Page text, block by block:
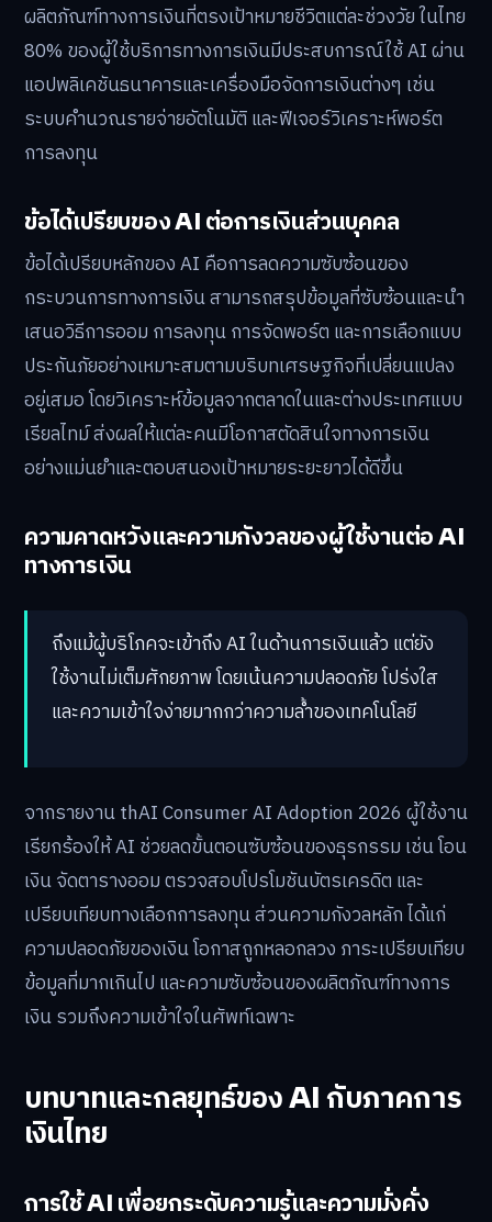
ผลิตภัณฑ์ทางการเงินที่ตรงเป้าหมายชีวิตแต่ละช่วงวัย ในไทย
80% ของผู้ใช้บริการทางการเงินมีประสบการณ์ใช้ AI ผ่าน
แอปพลิเคชันธนาคารและเครื่องมือจัดการเงินต่างๆ เช่น
ระบบคำนวณรายจ่ายอัตโนมัติ และฟีเจอร์วิเคราะห์พอร์ต
การลงทุน
ข้อได้เปรียบของ AI ต่อการเงินส่วนบุคคล
ข้อได้เปรียบหลักของ AI คือการลดความซับซ้อนของ
กระบวนการทางการเงิน สามารถสรุปข้อมูลที่ซับซ้อนและนำ
เสนอวิธีการออม การลงทุน การจัดพอร์ต และการเลือกแบบ
ประกันภัยอย่างเหมาะสมตามบริบทเศรษฐกิจที่เปลี่ยนแปลง
อยู่เสมอ โดยวิเคราะห์ข้อมูลจากตลาดในและต่างประเทศแบบ
เรียลไทม์ ส่งผลให้แต่ละคนมีโอกาสตัดสินใจทางการเงิน
อย่างแม่นยำและตอบสนองเป้าหมายระยะยาวได้ดีขึ้น
ความคาดหวังและความกังวลของผู้ใช้งานต่อ AI
ทางการเงิน
ถึงแม้ผู้บริโภคจะเข้าถึง AI ในด้านการเงินแล้ว แต่ยัง
ใช้งานไม่เต็มศักยภาพ โดยเน้นความปลอดภัย โปร่งใส
และความเข้าใจง่ายมากกว่าความล้ำของเทคโนโลยี
จากรายงาน thAI Consumer AI Adoption 2026 ผู้ใช้งาน
เรียกร้องให้ AI ช่วยลดขั้นตอนซับซ้อนของธุรกรรม เช่น โอน
เงิน จัดตารางออม ตรวจสอบโปรโมชันบัตรเครดิต และ
เปรียบเทียบทางเลือกการลงทุน ส่วนความกังวลหลัก ได้แก่
ความปลอดภัยของเงิน โอกาสถูกหลอกลวง ภาระเปรียบเทียบ
ข้อมูลที่มากเกินไป และความซับซ้อนของผลิตภัณฑ์ทางการ
เงิน รวมถึงความเข้าใจในศัพท์เฉพาะ
บทบาทและกลยุทธ์ของ AI กับภาคการ
เงินไทย
การใช้ AI เพื่อยกระดับความรู้และความมั่งคั่ง